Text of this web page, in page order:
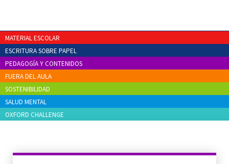
MATERIAL ESCOLAR
ESCRITURA SOBRE PAPEL
PEDAGOGÍA Y CONTENIDOS
FUERA DEL AULA
SOSTENIBILIDAD
SALUD MENTAL
OXFORD CHALLENGE